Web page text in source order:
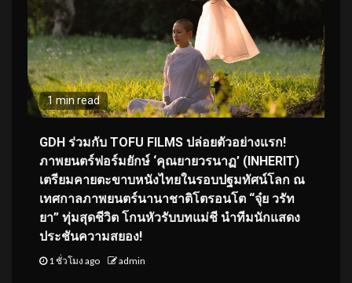
1 min read
GDH ร่วมกับ TOFU FILMS ปล่อยตัวอย่างแรก!
ภาพยนตร์ฟอร์มยักษ์ ‘คุณยายวรนาฏ’ (INHERIT)
เตรียมคายตะขาบหนังไทยในรอบปฐมทัศน์โลก ณ
เทศกาลภาพยนตร์นานาชาติโตรอนโต “จุ๋ย วรัท
ยา” ทุ่มสุดชีวิต โกนหัวรับบทแม่ชี นำทีมนักแสดง
ประชันความสยอง!
1 ชั่วโมง ago admin